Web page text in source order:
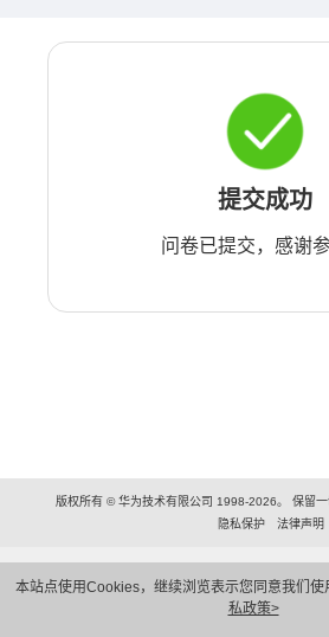
本站点使用Cookies，继续浏览表示您同意我们使
私政策>
提交成功
问卷已提交，感谢参
版权所有 © 华为技术有限公司 1998-2026。 保留
隐私保护
法律声明